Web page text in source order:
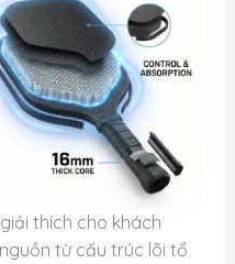
giải thích cho khách
từ cấu trúc lõi tổ